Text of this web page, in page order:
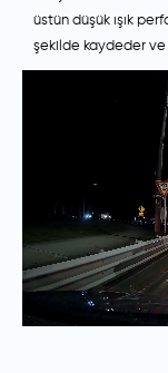
üstün düşük ışık
şekilde kaydeder ve